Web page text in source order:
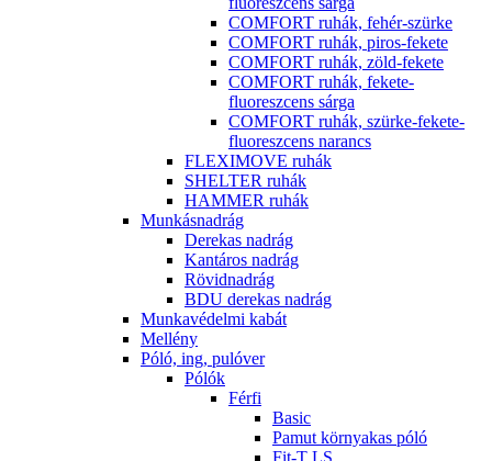
COMFORT ruhák, fehér-szürke
COMFORT ruhák, piros-fekete
COMFORT ruhák, zöld-fekete
COMFORT ruhák, fekete-
fluoreszcens sárga
COMFORT ruhák, szürke-fekete-
fluoreszcens narancs
FLEXIMOVE ruhák
SHELTER ruhák
HAMMER ruhák
Munkásnadrág
Derekas nadrág
Kantáros nadrág
Rövidnadrág
BDU derekas nadrág
Munkavédelmi kabát
Mellény
Póló, ing, pulóver
Pólók
Férfi
Basic
Pamut környakas póló
Fit-T LS